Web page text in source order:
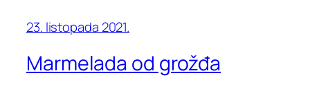
23. listopada 2021.
Marmelada od grožđa